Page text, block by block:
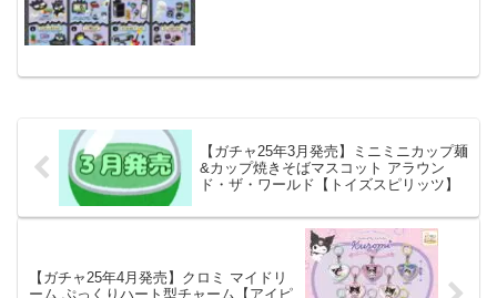
【ガチャ25年3月発売】ミニミニカップ麺
&カップ焼きそばマスコット アラウン
ド・ザ・ワールド【トイズスピリッツ】
【ガチャ25年4月発売】クロミ マイドリ
ーム ぷっくりハート型チャーム【アイピ